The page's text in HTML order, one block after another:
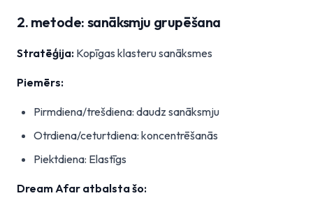
2. metode: sanāksmju grupēšana
Stratēģija: Kopīgas klasteru sanāksmes
Piemērs:
Pirmdiena/trešdiena: daudz sanāksmju
Otrdiena/ceturtdiena: koncentrēšanās
Piektdiena: Elastīgs
Dream Afar atbalsta šo: